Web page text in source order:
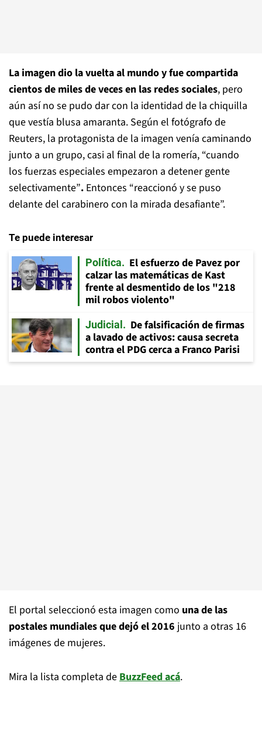
La imagen dio la vuelta al mundo y fue compartida
cientos de miles de veces en las redes sociales, pero
aún así no se pudo dar con la identidad de la chiquilla
que vestía blusa amaranta. Según el fotógrafo de
Reuters, la protagonista de la imagen venía caminando
junto a un grupo, casi al final de la romería, “cuando
los fuerzas especiales empezaron a detener gente
selectivamente”. Entonces “reaccionó y se puso
delante del carabinero con la mirada desafiante”.
Te puede interesar
Política
El esfuerzo de Pavez por
calzar las matemáticas de Kast
frente al desmentido de los "218
mil robos violento"
Judicial
De falsificación de firmas
a lavado de activos: causa secreta
contra el PDG cerca a Franco Parisi
El portal seleccionó esta imagen como una de las
postales mundiales que dejó el 2016 junto a otras 16
imágenes de mujeres.
Mira la lista completa deBuzzFeed acá.